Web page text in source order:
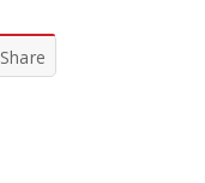
Share